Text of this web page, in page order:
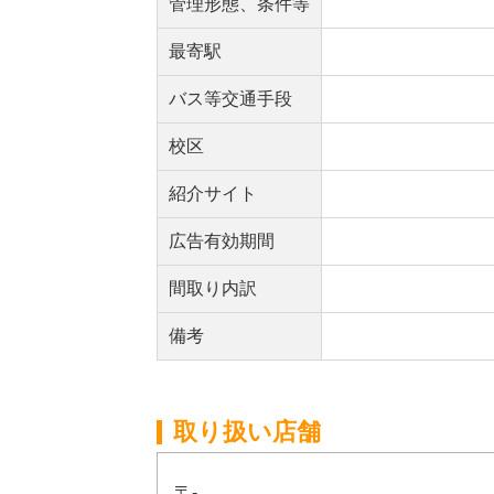
管理形態、条件等
最寄駅
バス等交通手段
校区
紹介サイト
広告有効期間
間取り内訳
備考
取り扱い店舗